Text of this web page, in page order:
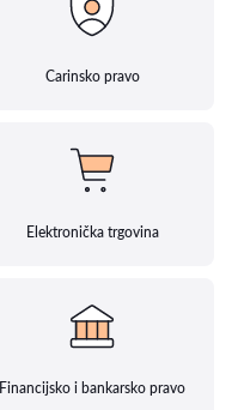
Carinsko pravo
Elektronička trgovina
Financijsko i bankarsko pravo